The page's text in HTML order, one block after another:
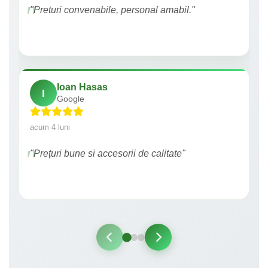
"Preturi convenabile, personal amabil."
I
Ioan Hasas
Google
acum 4 luni
"Prețuri bune si accesorii de calitate"